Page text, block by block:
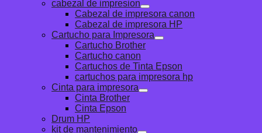
cabezal de impresion
Cabezal de impresora canon
Cabezal de impresora HP
Cartucho para Impresora
Cartucho Brother
Cartucho canon
Cartuchos de Tinta Epson
cartuchos para impresora hp
Cinta para impresora
Cinta Brother
Cinta Epson
Drum HP
kit de mantenimiento